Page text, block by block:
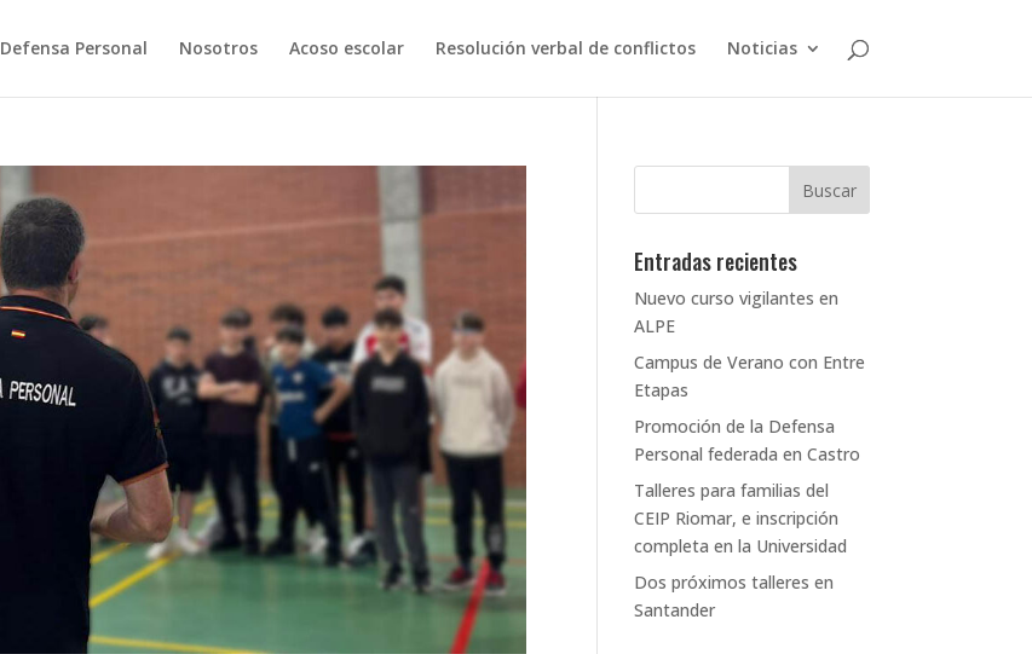
Defensa Personal Nosotros Acoso escolar Resolución verbal de conflictos Noticias
Entradas recientes
Nuevo curso vigilantes en
ALPE
Campus de Verano con Entre
Etapas
Promoción de la Defensa
Personal federada en Castro
Talleres para familias del
CEIP Riomar, e inscripción
completa en la Universidad
Dos próximos talleres en
Santander